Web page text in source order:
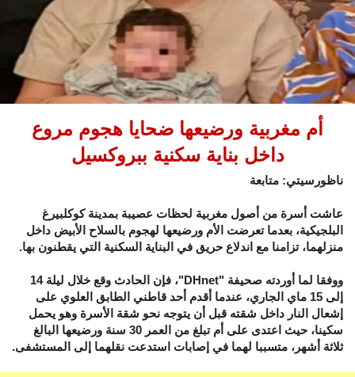
أم مغربية ورضيعها ضحايا هجوم مروع
داخل بناية سكنية ببروكسيل
ناظورسيتي: متابعة
عاشت أسرة من أصول مغربية لحظات عصيبة بمدينة كوكلبيرغ
البلجيكية، بعدما تعرضت الأم ورضيعها لهجوم بالسلاح الأبيض داخل
منزلهما، تزامنا مع اندلاع حريق في البناية السكنية التي يقطنون بها.
ووفقا لما أوردته صحيفة "DHnet"، فإن الحادث وقع خلال ليلة 14
إلى 15 ماي الجاري، عندما أقدم أحد قاطني الطابق العلوي على
إشعال النار داخل شقته قبل أن يتوجه نحو شقة الأسرة وهو يحمل
سكينا، حيث اعتدى على أم تبلغ من العمر 30 سنة ورضيعها البالغ
ثلاثة أشهر، متسببا لهما في إصابات استدعت نقلهما إلى المستشفى.